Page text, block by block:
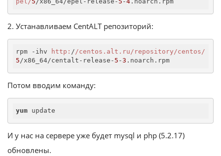
2. Устанавливаем CentALT репозиторий:
rpm -ihv http: //centos.alt.ru/repository/centos/
5/x86_64/centalt-release- 5 -3 .noarch.rpm
Потом вводим команду:
yum update
И у нас на сервере уже будет mysql и php (5.2.17)
обновлены.